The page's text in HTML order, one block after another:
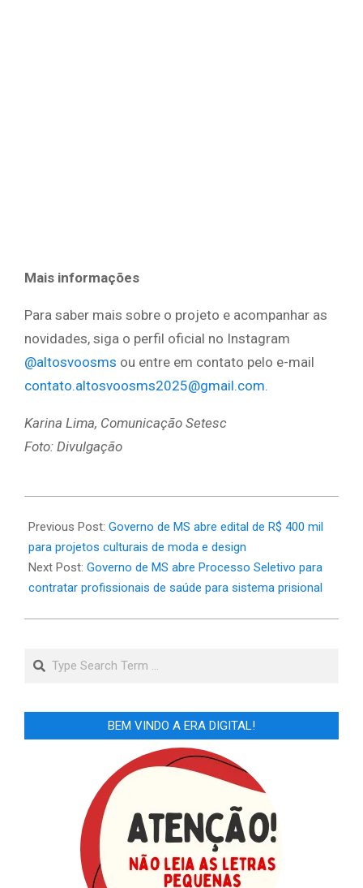
Mais informações
Para saber mais sobre o projeto e acompanhar as
novidades, siga o perfil oficial no Instagram
@altosvoosms ou entre em contato pelo e-mail
contato.altosvoosms2025@gmail.com.
Karina Lima, Comunicação Setesc
Foto: Divulgação
01-
22
Previous Post: Governo de MS abre edital de R$ 400 mil
para projetos culturais de moda e design
Next Post: Governo de MS abre Processo Seletivo para
contratar profissionais de saúde para sistema prisional
Search
BEM VINDO A ERA DIGITAL!